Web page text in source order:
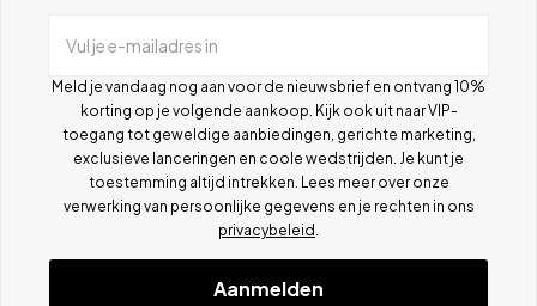
Vul je e-mailadres in
Meld je vandaag nog aan voor de nieuwsbrief en ontvang 10%
korting op je volgende aankoop. Kijk ook uit naar VIP-
toegang tot geweldige aanbiedingen, gerichte marketing,
exclusieve lanceringen en coole wedstrijden. Je kunt je
toestemming altijd intrekken. Lees meer over onze
verwerking van persoonlijke gegevens en je rechten in ons
privacybeleid
Aanmelden